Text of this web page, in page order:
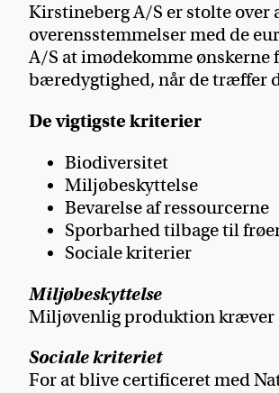
Kirstineberg A/S er stolte over
overensstemmelser med de
A/S at imødekomme ønskerne
bæredygtighed, når de træffer
De vigtigste kriterier
Biodiversitet
Miljøbeskyttelse
Bevarelse af ressourcerne
Sporbarhed tilbage til
Sociale kriterier
Miljøbeskyttelse
Miljøvenlig produktion kræver
Sociale kriteriet
For at blive certificeret med